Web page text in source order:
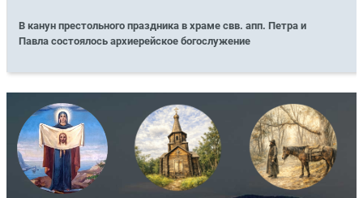
В канун престольного праздника в храме свв. апп. Петра и
Павла состоялось архиерейское богослужение